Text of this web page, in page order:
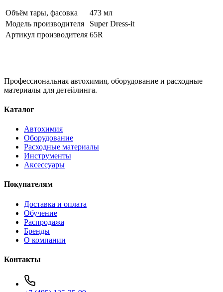
Объём тары, фасовка
473 мл
Модель производителя
Super Dress-it
Артикул производителя 65R
Профессиональная автохимия, оборудование и расходные
материалы для детейлинга.
Каталог
Автохимия
Оборудование
Расходные материалы
Инструменты
Аксессуары
Покупателям
Доставка и оплата
Обучение
Распродажа
Бренды
О компании
Контакты